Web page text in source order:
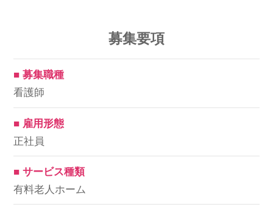
募集要項
■ 募集職種
看護師
■ 雇用形態
正社員
■ サービス種類
有料老人ホーム